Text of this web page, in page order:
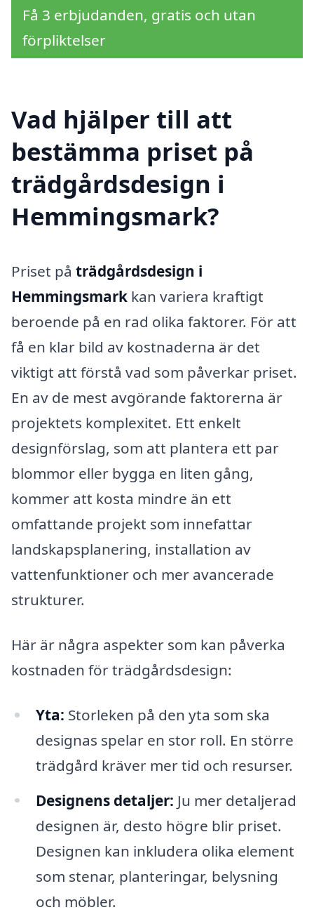
Få 3 erbjudanden, gratis och utan
förpliktelser
Vad hjälper till att
bestämma priset på
trädgårdsdesign i
Hemmingsmark?
Priset på trädgårdsdesign i
Hemmingsmark kan variera kraftigt
beroende på en rad olika faktorer. För att
få en klar bild av kostnaderna är det
viktigt att förstå vad som påverkar priset.
En av de mest avgörande faktorerna är
projektets komplexitet. Ett enkelt
designförslag, som att plantera ett par
blommor eller bygga en liten gång,
kommer att kosta mindre än ett
omfattande projekt som innefattar
landskapsplanering, installation av
vattenfunktioner och mer avancerade
strukturer.
Här är några aspekter som kan påverka
kostnaden för trädgårdsdesign:
Yta: Storleken på den yta som ska
designas spelar en stor roll. En större
trädgård kräver mer tid och resurser.
Designens detaljer: Ju mer detaljerad
designen är, desto högre blir priset.
Designen kan inkludera olika element
som stenar, planteringar, belysning
och möbler.